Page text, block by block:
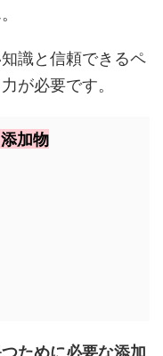
識と信頼できるペ
が必要です。
加物
ために必要な添加